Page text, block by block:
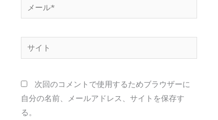
ー
イ
次回のコメントで使用するためブラウザーに
自分の名前、メールアドレス、サイトを保存す
る。